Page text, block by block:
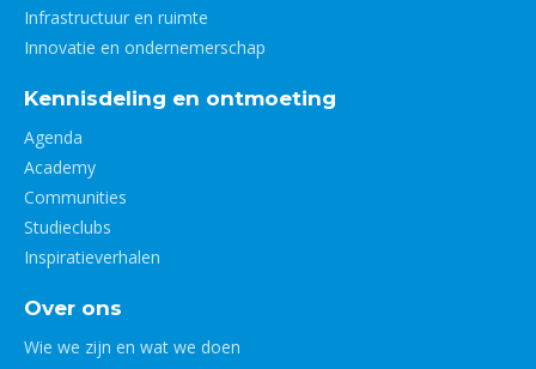
Infrastructuur en ruimte
Innovatie en ondernemerschap
Kennisdeling en ontmoeting
Agenda
Academy
Communities
Studieclubs
Inspiratieverhalen
Over ons
Wie we zijn en wat we doen